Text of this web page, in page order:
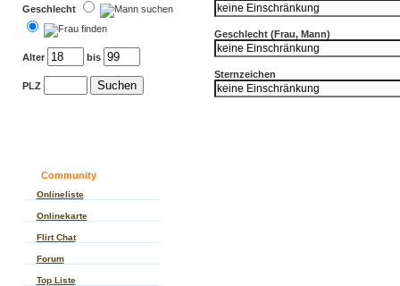
Geschlecht
Alter bis
PLZ
Community
Onlineliste
Onlinekarte
Flirt Chat
Forum
Top Liste
Geschlecht (Frau, Mann)
Sternzeichen